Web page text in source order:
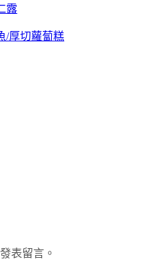
露
/厚切蘿蔔糕
表留言。